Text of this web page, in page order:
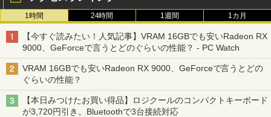
1時間 24時間 1週間 1カ月
【今すぐ読みたい！人気記事】VRAM 16GBでも安いRadeon RX
9000、GeForceで言うとどのぐらいの性能？ - PC Watch
VRAM 16GBでも安いRadeon RX 9000、GeForceで言うとどの
ぐらいの性能？
【本日みつけたお買い得品】ロジクールのコンパクトキーボード
が3,720円引き。Bluetoothで3台接続対応